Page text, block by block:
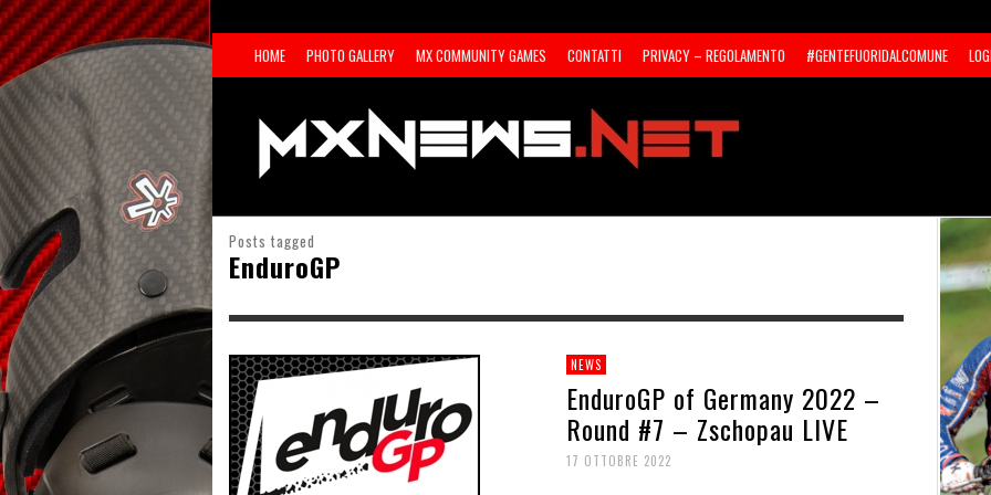
HOME PHOTO GALLERY MX COMMUNITY GAMES CONTATTI PRIVACY – REGOLAMENTO #GENTEFUORIDALCOMUNE
Posts tagged
EnduroGP
NEWS
EnduroGP of Germany 2022 –
Round #7 – Zschopau LIVE
17 OTTOBRE 2022